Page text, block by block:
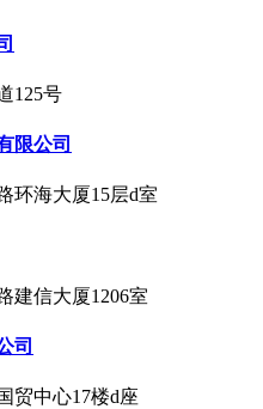
125号
限公司
环海大厦15层d室
建信大厦1206室
司
贸中心17楼d座